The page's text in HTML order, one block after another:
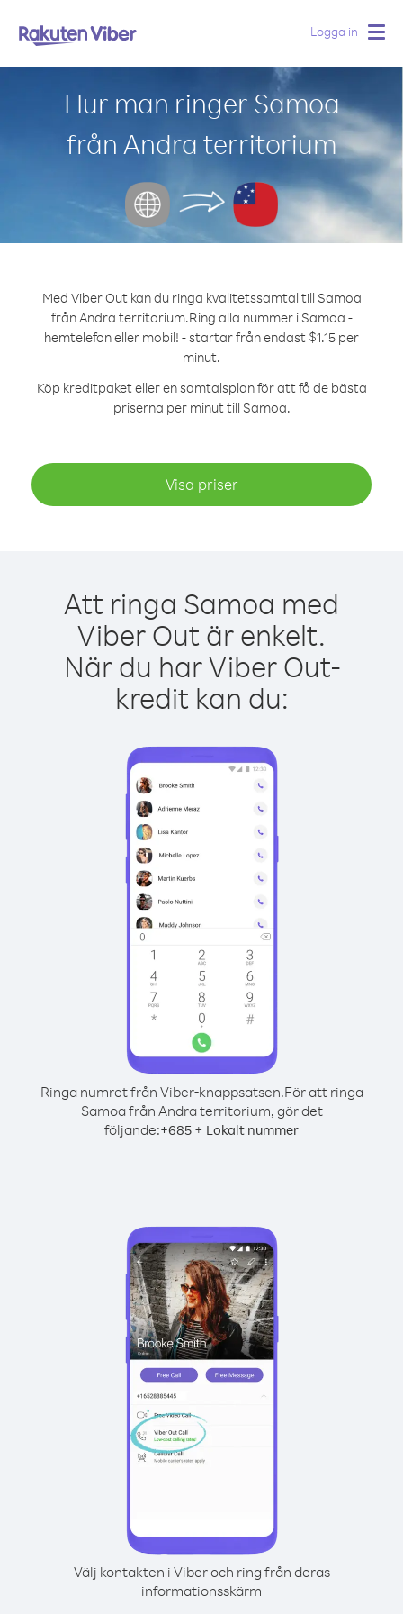
Logga in
Hur man ringer Samoa
från Andra territorium
Med Viber Out kan du ringa kvalitetssamtal till Samoa
från Andra territorium.Ring alla nummer i Samoa -
hemtelefon eller mobil! - startar från endast $1.15 per
minut.
Köp kreditpaket eller en samtalsplan för att få de bästa
priserna per minut till Samoa.
Visa priser
Att ringa Samoa med
Viber Out är enkelt.
När du har Viber Out-
kredit kan du:
Ringa numret från Viber-knappsatsen.För att ringa
Samoa från Andra territorium, gör det
följande:+685 + Lokalt nummer
Välj kontakten i Viber och ring från deras
informationsskärm